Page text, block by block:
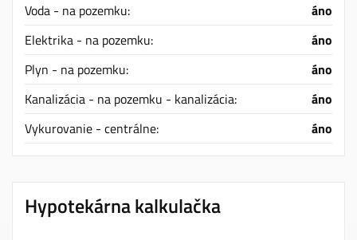
Voda - na pozemku:
áno
Elektrika - na pozemku:
áno
Plyn - na pozemku:
áno
Kanalizácia - na pozemku - kanalizácia:
áno
Vykurovanie - centrálne:
áno
Hypotekárna kalkulačka